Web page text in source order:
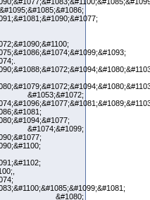
&#1080;